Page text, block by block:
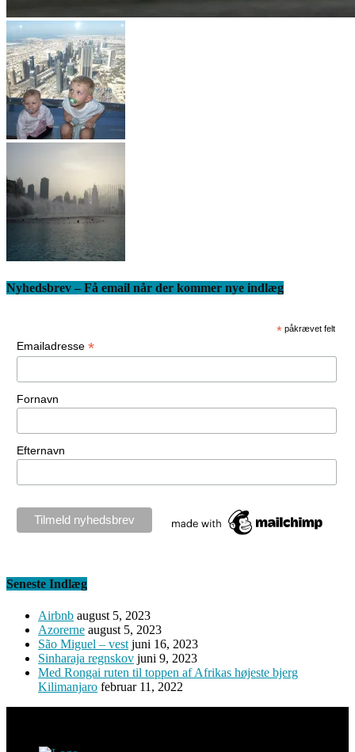
Nyhedsbrev – Få email når der kommer nye indlæg
* påkrævet felt
Emailadresse *
Fornavn
Efternavn
Seneste Indlæg
Airbnb august 5, 2023
Azorerne august 5, 2023
São Miguel – vest juni 16, 2023
Sinharaja regnskov juni 9, 2023
Med Rongai ruten til toppen af Afrikas højeste bjerg
Kilimanjaro februar 11, 2022